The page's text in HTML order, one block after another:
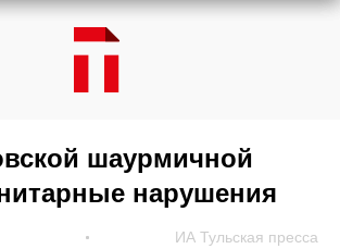
шаурмичной
нарушения
ИА Тульская пресса